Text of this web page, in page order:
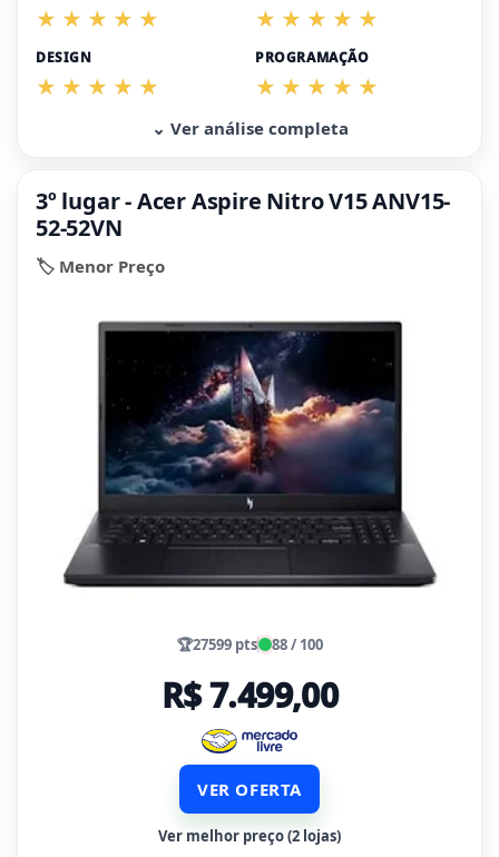
DESIGN PROGRAMAÇÃO
⌄ Ver análise completa
3º lugar - Acer Aspire Nitro V15 ANV15-
52-52VN
🏷️ Menor Preço
🏆27599 pts 88 / 100
R$ 7.499,00
VER OFERTA
Ver melhor preço (2 lojas)